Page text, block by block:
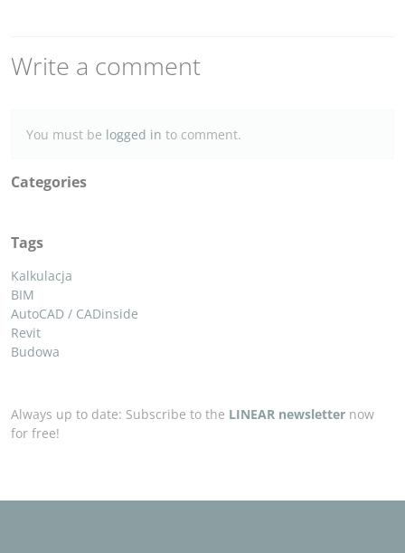
Write a comment
You must be logged in to comment.
Categories
Tags
Kalkulacja
BIM
AutoCAD / CADinside
Revit
Budowa
Always up to date: Subscribe to the LINEAR newsletter now
for free!